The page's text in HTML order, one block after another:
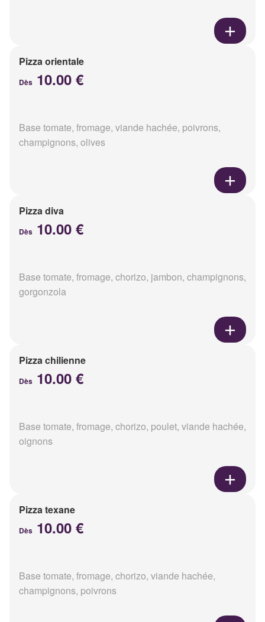
Pizza orientale
Dès 10.00 €
Base tomate, fromage, viande hachée, poivrons,
champignons, olives
Pizza diva
Dès 10.00 €
Base tomate, fromage, chorizo, jambon, champignons,
gorgonzola
Pizza chilienne
Dès 10.00 €
Base tomate, fromage, chorizo, poulet, viande hachée,
oignons
Pizza texane
Dès 10.00 €
Base tomate, fromage, chorizo, viande hachée,
champignons, poivrons